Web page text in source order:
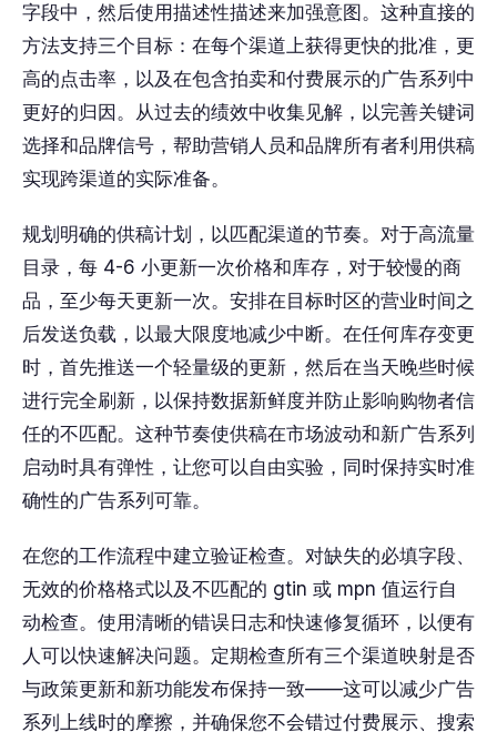
字段中，然后使用描述性描述来加强意图。这种直接的
方法支持三个目标：在每个渠道上获得更快的批准，更
高的点击率，以及在包含拍卖和付费展示的广告系列中
更好的归因。从过去的绩效中收集见解，以完善关键词
选择和品牌信号，帮助营销人员和品牌所有者利用供稿
实现跨渠道的实际准备。
规划明确的供稿计划，以匹配渠道的节奏。对于高流量
目录，每 4-6 小更新一次价格和库存，对于较慢的商
品，至少每天更新一次。安排在目标时区的营业时间之
后发送负载，以最大限度地减少中断。在任何库存变更
时，首先推送一个轻量级的更新，然后在当天晚些时候
进行完全刷新，以保持数据新鲜度并防止影响购物者信
任的不匹配。这种节奏使供稿在市场波动和新广告系列
启动时具有弹性，让您可以自由实验，同时保持实时准
确性的广告系列可靠。
在您的工作流程中建立验证检查。对缺失的必填字段、
无效的价格格式以及不匹配的 gtin 或 mpn 值运行自
动检查。使用清晰的错误日志和快速修复循环，以便有
人可以快速解决问题。定期检查所有三个渠道映射是否
与政策更新和新功能发布保持一致——这可以减少广告
系列上线时的摩擦，并确保您不会错过付费展示、搜索